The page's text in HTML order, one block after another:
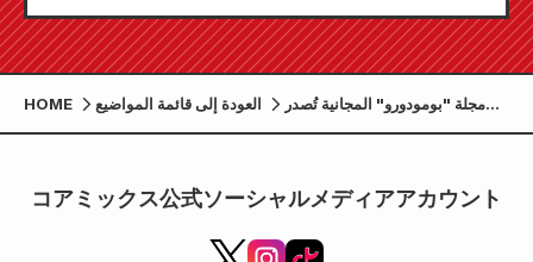
HOME العودة إلى قائمة المواضيع
مجلة "بومودورو" المجانية تُصدر
عددًا صيفيًا خاصًا. تُسلط الضوء على
コアミックス公式ソーシャルメディアアカウント